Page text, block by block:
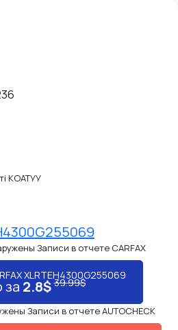
КОАТУУ
Записи в отчете CARFAX
XLRTEH4300G255069
за 2.8$39.99$
Записи в отчете AUTOCHECK